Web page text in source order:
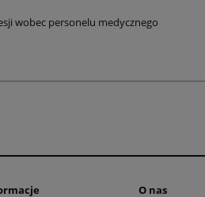
wobec personelu medycznego
O nas